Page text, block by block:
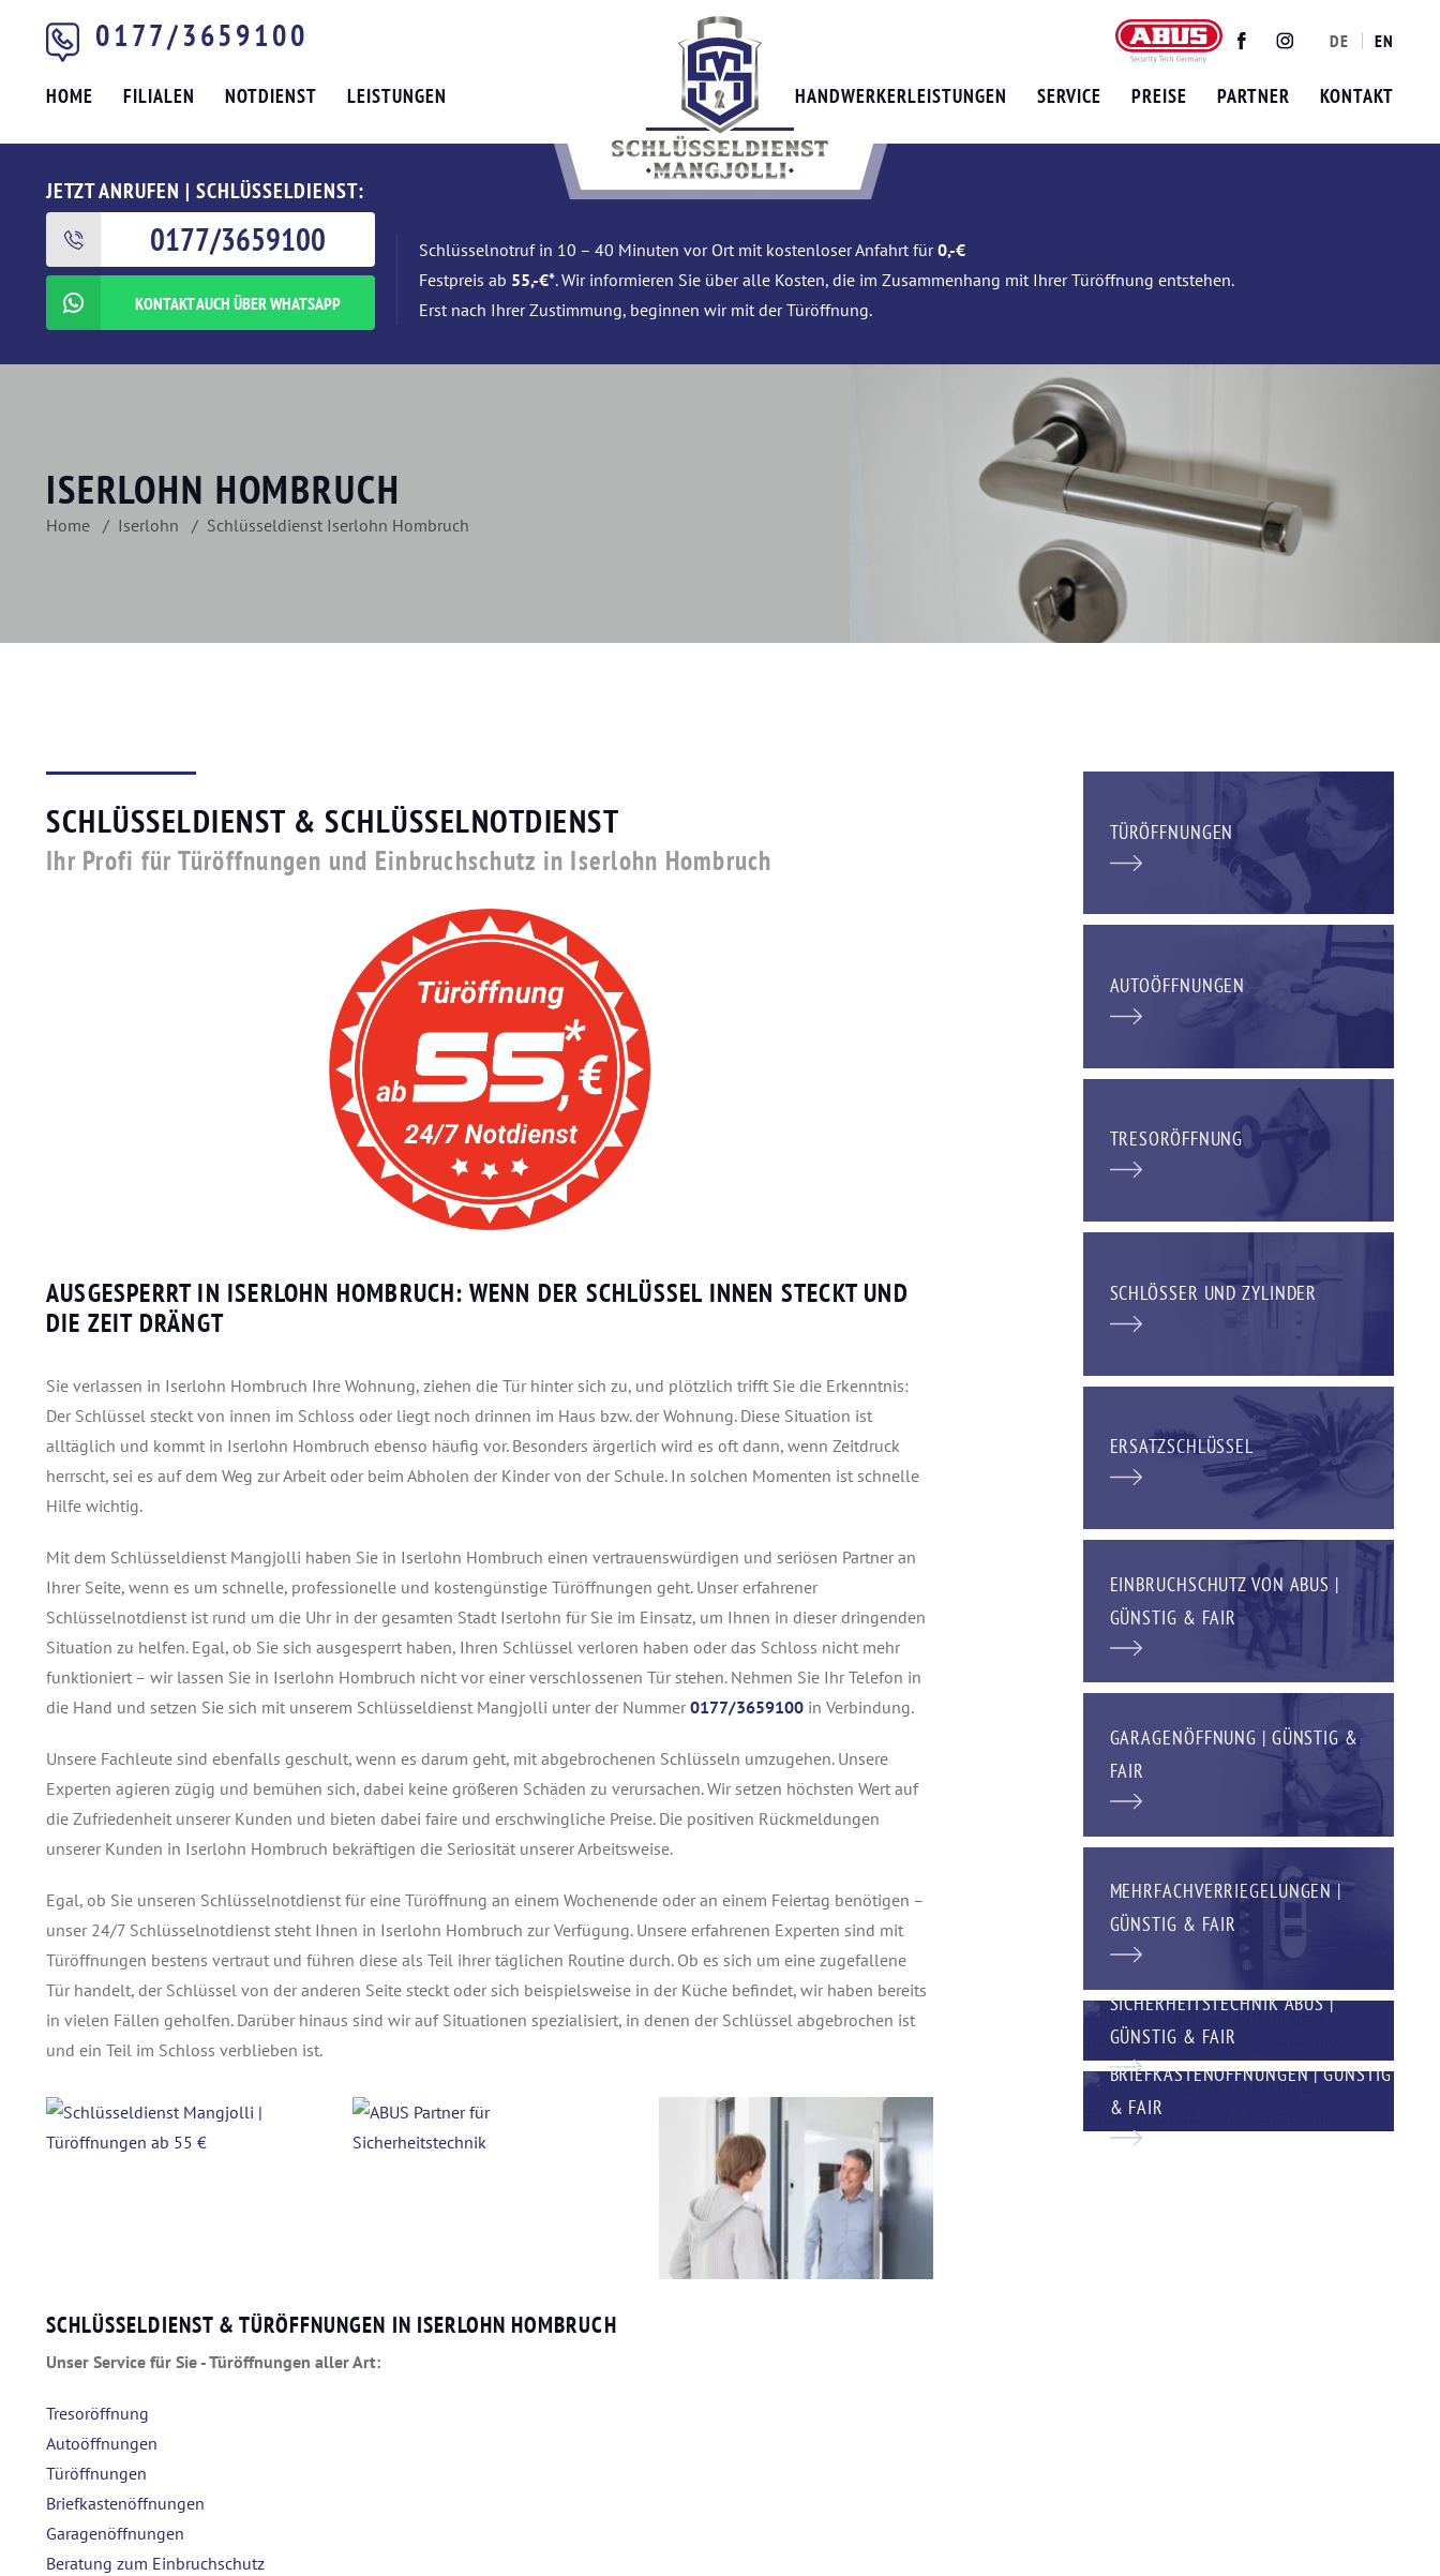
0177/3659100 TwitterFacebookInstagram
DE EN
HOME FILIALEN NOTDIENST LEISTUNGEN HANDWERKERLEISTUNGEN SERVICE PREISE PARTNER KONTAKT
JETZT ANRUFEN | SCHLÜSSELDIENST:
0177/3659100
KONTAKT AUCH ÜBER WHATSAPP
Schlüsselnotruf in 10 – 40 Minuten vor Ort mit kostenloser Anfahrt für0,-€
Festpreis ab 55,-€*. Wir informieren Sie über alle Kosten, die im Zusammenhang mit Ihrer Türöffnung entstehen.
Erst nach Ihrer Zustimmung, beginnen wir mit der Türöffnung.
ISERLOHN HOMBRUCH
Home Iserlohn Schlüsseldienst Iserlohn Hombruch
SCHLÜSSELDIENST & SCHLÜSSELNOTDIENST
Ihr Profi für Türöffnungen und Einbruchschutz in Iserlohn Hombruch
AUSGESPERRT IN ISERLOHN HOMBRUCH: WENN DER SCHLÜSSEL INNEN STECKT UND
DIE ZEIT DRÄNGT
Sie verlassen in Iserlohn Hombruch Ihre Wohnung, ziehen die Tür hinter sich zu, und plötzlich trifft Sie die Erkenntnis:
Der Schlüssel steckt von innen im Schloss oder liegt noch drinnen im Haus bzw. der Wohnung. Diese Situation ist
alltäglich und kommt in Iserlohn Hombruch ebenso häufig vor. Besonders ärgerlich wird es oft dann, wenn Zeitdruck
herrscht, sei es auf dem Weg zur Arbeit oder beim Abholen der Kinder von der Schule. In solchen Momenten ist schnelle
Hilfe wichtig.
Mit dem Schlüsseldienst Mangjolli haben Sie in Iserlohn Hombruch einen vertrauenswürdigen und seriösen Partner an
Ihrer Seite, wenn es um schnelle, professionelle und kostengünstige Türöffnungen geht. Unser erfahrener
Schlüsselnotdienst ist rund um die Uhr in der gesamten Stadt Iserlohn für Sie im Einsatz, um Ihnen in dieser dringenden
Situation zu helfen. Egal, ob Sie sich ausgesperrt haben, Ihren Schlüssel verloren haben oder das Schloss nicht mehr
funktioniert – wir lassen Sie in Iserlohn Hombruch nicht vor einer verschlossenen Tür stehen. Nehmen Sie Ihr Telefon in
die Hand und setzen Sie sich mit unserem Schlüsseldienst Mangjolli unter der Nummer 0177/3659100 in Verbindung.
Unsere Fachleute sind ebenfalls geschult, wenn es darum geht, mit abgebrochenen Schlüsseln umzugehen. Unsere
Experten agieren zügig und bemühen sich, dabei keine größeren Schäden zu verursachen. Wir setzen höchsten Wert auf
die Zufriedenheit unserer Kunden und bieten dabei faire und erschwingliche Preise. Die positiven Rückmeldungen
unserer Kunden in Iserlohn Hombruch bekräftigen die Seriosität unserer Arbeitsweise.
Egal, ob Sie unseren Schlüsselnotdienst für eine Türöffnung an einem Wochenende oder an einem Feiertag benötigen –
unser 24/7 Schlüsselnotdienst steht Ihnen in Iserlohn Hombruch zur Verfügung. Unsere erfahrenen Experten sind mit
Türöffnungen bestens vertraut und führen diese als Teil ihrer täglichen Routine durch. Ob es sich um eine zugefallene
Tür handelt, der Schlüssel von der anderen Seite steckt oder sich beispielsweise in der Küche befindet, wir haben bereits
in vielen Fällen geholfen. Darüber hinaus sind wir auf Situationen spezialisiert, in denen der Schlüssel abgebrochen ist
und ein Teil im Schloss verblieben ist.
SCHLÜSSELDIENST & TÜRÖFFNUNGEN IN ISERLOHN HOMBRUCH
Unser Service für Sie - Türöffnungen aller Art:
Tresoröffnung
Autoöffnungen
Türöffnungen
Briefkastenöffnungen
Garagenöffnungen
Beratung zum Einbruchschutz
TÜRÖFFNUNGEN
AUTOÖFFNUNGEN
TRESORÖFFNUNG
SCHLÖSSER UND ZYLINDER
ERSATZSCHLÜSSEL
EINBRUCHSCHUTZ VON ABUS |
GÜNSTIG & FAIR
GARAGENÖFFNUNG | GÜNSTIG &
FAIR
MEHRFACHVERRIEGELUNGEN |
GÜNSTIG & FAIR
SICHERHEITSTECHNIK ABUS |
GÜNSTIG & FAIR
BRIEFKASTENÖFFNUNGEN | GÜNSTIG
& FAIR